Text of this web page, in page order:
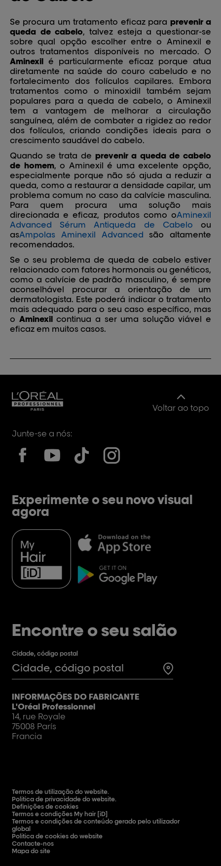
Se procura um tratamento eficaz para prevenir a
queda de cabelo, talvez esteja a questionar-se
sobre qual opção escolher entre o Aminexil e
outros tratamentos disponíveis no mercado. O
Aminexil é particularmente eficaz porque atua
diretamente na saúde do couro cabeludo e no
fortalecimento dos folículos capilares. Embora
tratamentos como o minoxidil também sejam
populares para a queda de cabelo, o Aminexil
tem a vantagem de melhorar a circulação
sanguínea, além de combater a rigidez ao redor
dos folículos, criando condições ideais para o
crescimento saudável do cabelo.
Quando se trata de prevenir a queda de cabelo
de homem, o Aminexil é uma excelente opção,
especialmente porque não só ajuda a reduzir a
queda, como a restaurar a densidade capilar, um
problema comum no caso da calvície masculina.
Para quem procura uma solução mais
direcionada e eficaz, produtos como oAminexil
Advanced Sérum Antiqueda de Cabelo ou
asAmpolas Aminexil Advanced são altamente
recomendados.
Se o seu problema de queda de cabelo estiver
relacionado com fatores hormonais ou genéticos,
como a calvície de padrão masculino, é sempre
aconselhável procurar a orientação de um
dermatologista. Este poderá indicar o tratamento
mais adequado para o seu caso específico, mas
o Aminexilcontinua a ser uma solução viável e
eficaz em muitos casos.
Voltar ao topo
Junte-se a nós:
Experimente o seu novo visual
agora
Encontre o seu salão
Cidade, código postal
Test
INFORMAÇÕES DO FABRICANTE
L'Oréal Professionnel
14, rue Royale
75008 París
Francia
Termos de utilização do website.
Política de privacidade do website.
Definições de cookies
Termos e condições My hair [iD]
Termos e condições de conteúdo gerado pelo utilizador
global
Política de cookies do website
Contacte-nos
Mapa do site